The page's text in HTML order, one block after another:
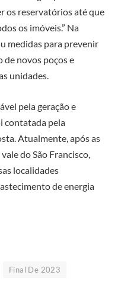
os reservatórios até que
os imóveis.” Na
medidas para prevenir
de novos poços e
unidades.
pela geração e
contatada pela
Atualmente, após as
do São Francisco,
localidades
de energia
Final De 2023